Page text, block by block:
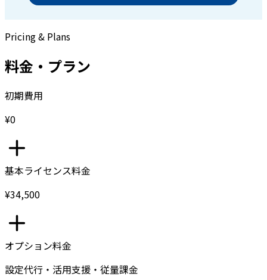
Pricing & Plans
料金・プラン
初期費用
¥0
基本ライセンス料金
¥34,500
オプション料金
設定代行・活用支援・従量課金